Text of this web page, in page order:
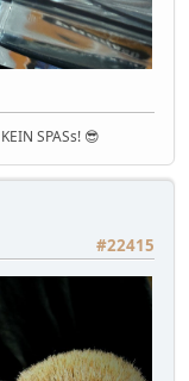
SPASs! 😎
#22415